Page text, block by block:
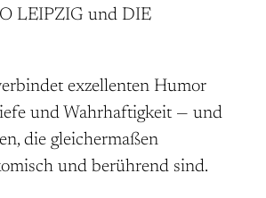
LEIPZIG und DIE
exzellenten Humor
und Wahrhaftigkeit — und
die gleichermaßen
und berührend sind.